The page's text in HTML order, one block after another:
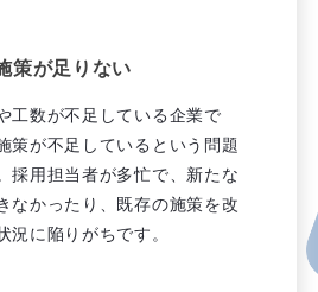
策が足りない
工数が不足している企業で
策が不足しているという問題
採用担当者が多忙で、新たな
なかったり、既存の施策を改
況に陥りがちです。